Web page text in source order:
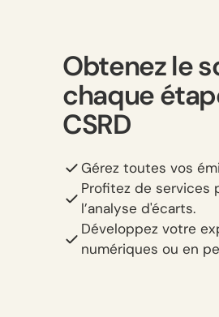
Obtenez le
chaque
CSRD
Gérez toutes vos
Profitez de services
l’analyse d'écarts.
Développez votre
numériques ou en